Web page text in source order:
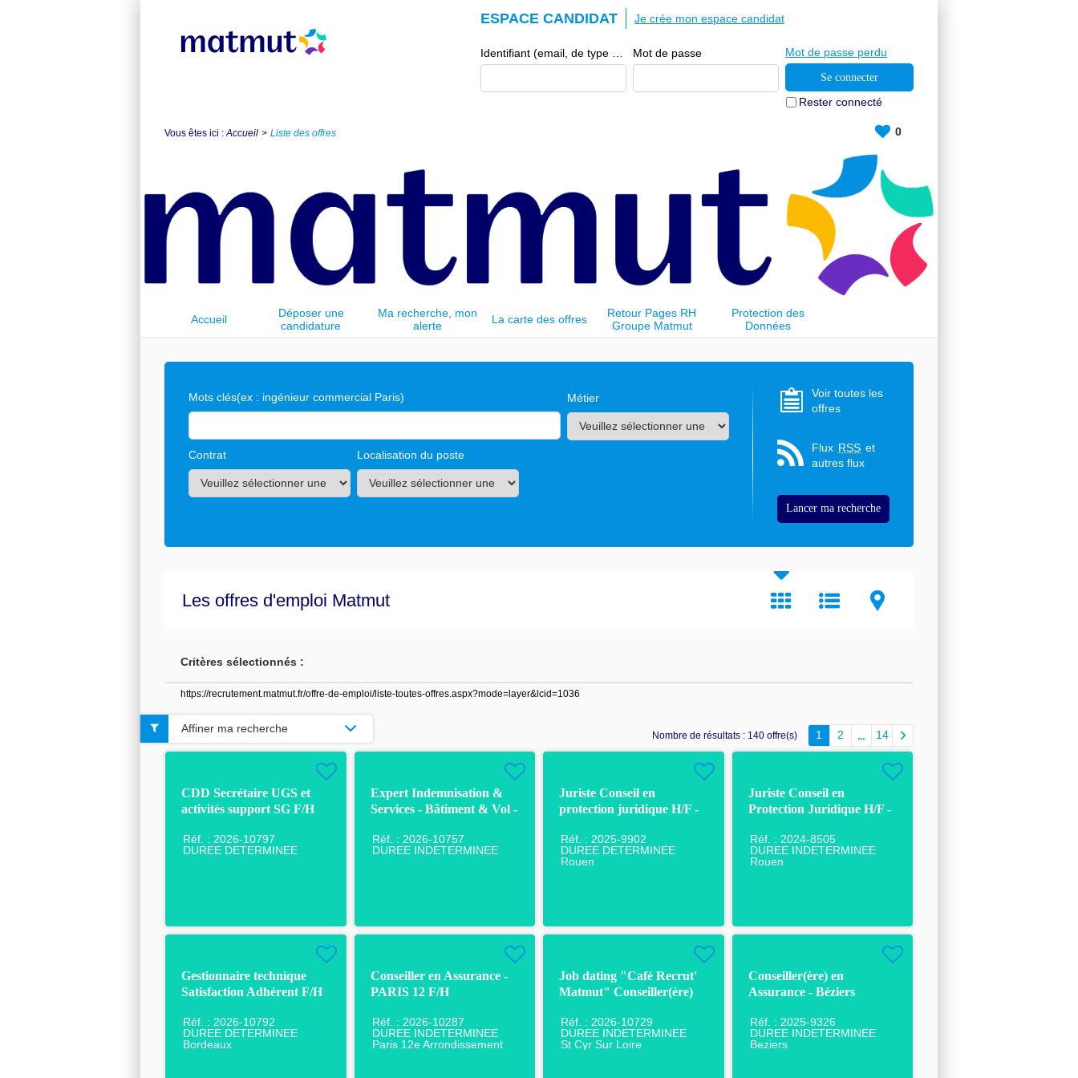
ESPACE CANDIDAT
Mot de passe
Rester connecté
Mot de passe perdu
Je crée mon espace candidat
Vous êtes ici : Accueil Liste des offres 0
Accueil
Déposer une
candidature
spontanée
Ma recherche, mon
alerte
La carte des offres
Retour Pages RH
Groupe Matmut
Protection des
Données
Personnelles
Mots clés(ex : ingénieur commercial Paris) Métier
Contrat Localisation du poste
Voir toutes les
offres
Flux RSS et
autres flux
Les offres d'emploi Matmut
Critères sélectionnés :
https://recrutement.matmut.fr/offre-de-emploi/liste-toutes-offres.aspx?mode=layer&lcid=1036
Nombre de résultats : 140 offre(s) 1 2 14
CDD Secrétaire UGS et
activités support SG F/H
Réf. : 2026-10797
DUREE DETERMINEE
Expert Indemnisation &
Services - Bâtiment & Vol -
Réf. : 2026-10757
DUREE INDETERMINEE
Juriste Conseil en
protection juridique H/F -
Réf. : 2025-9902
DUREE DETERMINEE
Rouen
Juriste Conseil en
Protection Juridique H/F -
Réf. : 2024-8505
DUREE INDETERMINEE
Rouen
Gestionnaire technique
Satisfaction Adhérent F/H
Réf. : 2026-10792
DUREE DETERMINEE
Bordeaux
Conseiller en Assurance -
PARIS 12 F/H
Réf. : 2026-10287
DUREE INDETERMINEE
Paris 12e Arrondissement
Job dating "Café Recrut'
Matmut" Conseiller(ère)
Réf. : 2026-10729
DUREE INDETERMINEE
St Cyr Sur Loire
Conseiller(ère) en
Assurance - Béziers
Réf. : 2025-9326
DUREE INDETERMINEE
Beziers
Affiner ma recherche